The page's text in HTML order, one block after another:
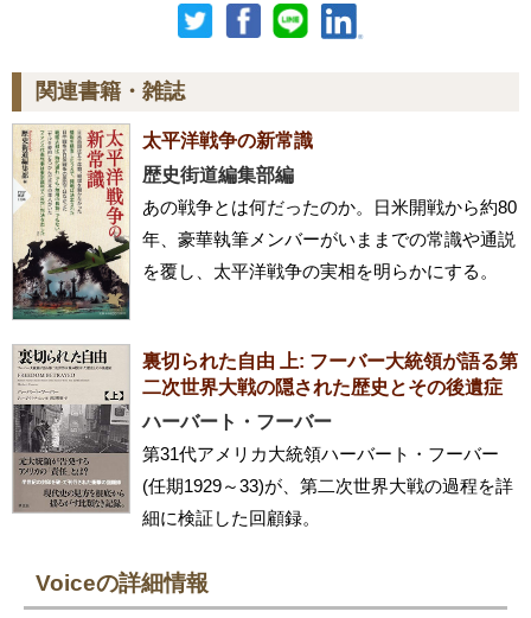
関連書籍・雑誌
太平洋戦争の新常識
歴史街道編集部編
あの戦争とは何だったのか。日米開戦から約80
年、豪華執筆メンバーがいままでの常識や通説
を覆し、太平洋戦争の実相を明らかにする。
裏切られた自由 上: フーバー大統領が語る第
二次世界大戦の隠された歴史とその後遺症
ハーバート・フーバー
第31代アメリカ大統領ハーバート・フーバー
(任期1929～33)が、第二次世界大戦の過程を詳
細に検証した回顧録。
Voiceの詳細情報